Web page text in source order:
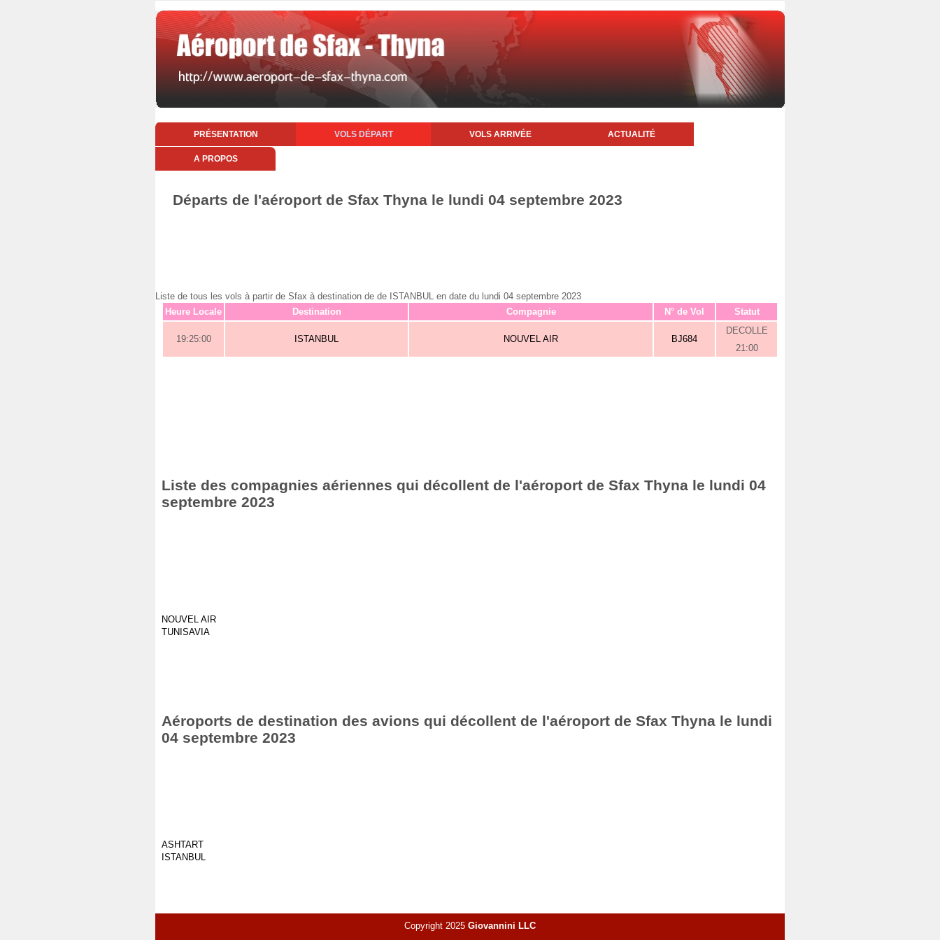
PRÉSENTATION VOLS DÉPART VOLS ARRIVÉE ACTUALITÉ
A PROPOS
Départs de l'aéroport de Sfax Thyna le lundi 04 septembre 2023
Liste de tous les vols à partir de Sfax à destination de de ISTANBUL en date du lundi 04 septembre 2023
Heure Locale
Destination Compagnie N° de Vol Statut
19:25:00 ISTANBUL NOUVEL AIR BJ684
DECOLLE
21:00
Liste des compagnies aériennes qui décollent de l'aéroport de Sfax Thyna le lundi 04
septembre 2023
NOUVEL AIR
TUNISAVIA
Aéroports de destination des avions qui décollent de l'aéroport de Sfax Thyna le lundi
04 septembre 2023
ASHTART
ISTANBUL
Copyright 2025 Giovannini LLC